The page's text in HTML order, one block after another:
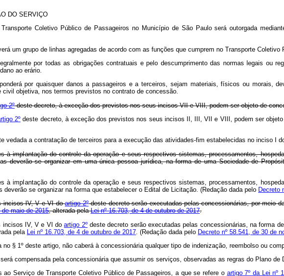
DO SERVIÇO
Coletivo Público de Passageiros no Município de São Paulo será outorgada
um grupo de linhas agregadas de acordo com as funções que cumprem no Transporte
por todas as obrigações contratuais e pelo descumprimento das normas legais ou
ao erário.
por quaisquer danos a passageiros e a terceiros, sejam materiais, físicos ou morais,
civil objetiva, nos termos previstos no contrato de concessão.
2ºdeste decreto, à exceção dos previstos nos seus incisos VII e VIII, podem ser objeto de
2º deste decreto, à exceção dos previstos nos seus incisos II, III, VII e VIII, podem ser
vedada a contratação de terceiros para a execução das atividades-fim estabelecidas no inciso I
à implantação do controle da operação e seus respectivos sistemas, processamentos,
deverão se organizar em uma única pessoa jurídica, na forma de uma Sociedade de
à implantação do controle da operação e seus respectivos sistemas, processamentos,
se organizar na forma que estabelecer o Edital de Licitação. (Redação dada pelo Decreto
incisos IV, V e VI doartigo 2ºdeste decreto serão executadas pelas concessionárias, por meio
de maio de 2015, alterada pelaLei nº 16.703, de 4 de outubro de 2017.
incisos IV, V e VI doartigo 2ºdeste decreto serão executadas pelas concessionárias, na forma
pela Lei nº 16.703, de 4 de outubro de 2017 . (Redação dada pelo Decreto nº 58.541, de 30 de
no § 1º deste artigo, não caberá à concessionária qualquer tipo de indenização, reembolso ou
compensada pela concessionária que assumir os serviços, observadas as regras do Plano de
ao Serviço de Transporte Coletivo Público de Passageiros, a que se refere o artigo 7º da Lei nº